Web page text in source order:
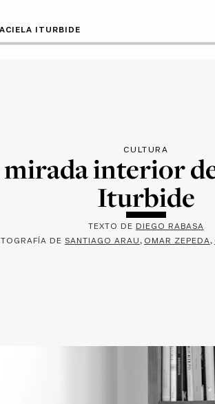
ITURBIDE
CULTURA
mirada interior
Iturbide
TEXTO DE DIEGO RABASA
DE SANTIAGO ARAU OMAR ZEPEDA